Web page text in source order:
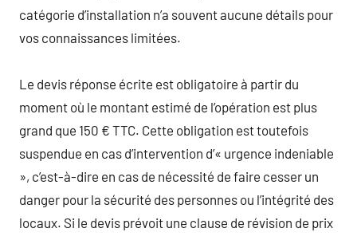
catégorie d’installation n’a souvent aucune détails pour
vos connaissances limitées.
Le devis réponse écrite est obligatoire à partir du
moment où le montant estimé de l’opération est plus
grand que 150 € TTC. Cette obligation est toutefois
suspendue en cas d’intervention d’« urgence indeniable
», c’est-à-dire en cas de nécessité de faire cesser un
danger pour la sécurité des personnes ou l’intégrité des
locaux. Si le devis prévoit une clause de révision de prix